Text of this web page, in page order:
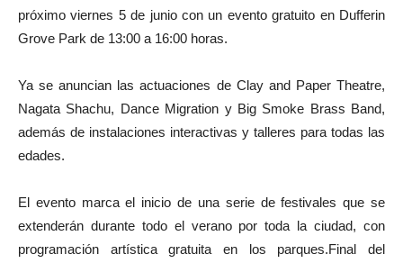
próximo viernes 5 de junio con un evento gratuito en Dufferin
Grove Park de 13:00 a 16:00 horas.
Ya se anuncian las actuaciones de Clay and Paper Theatre,
Nagata Shachu, Dance Migration y Big Smoke Brass Band,
además de instalaciones interactivas y talleres para todas las
edades.
El evento marca el inicio de una serie de festivales que se
extenderán durante todo el verano por toda la ciudad, con
programación artística gratuita en los parques.Final del